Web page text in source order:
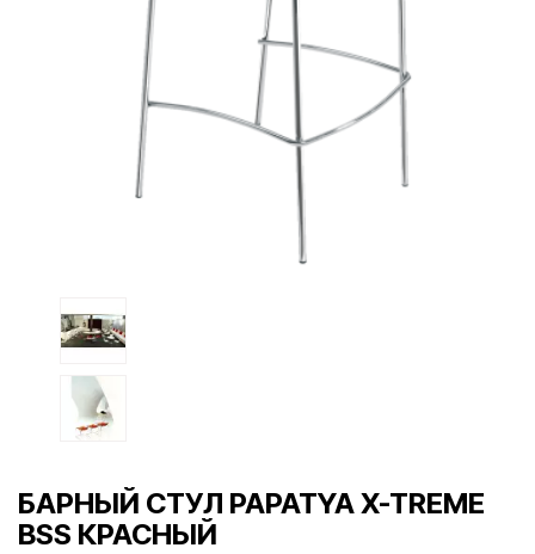
БАРНЫЙ СТУЛ PAPATYA X-TREME
BSS КРАСНЫЙ